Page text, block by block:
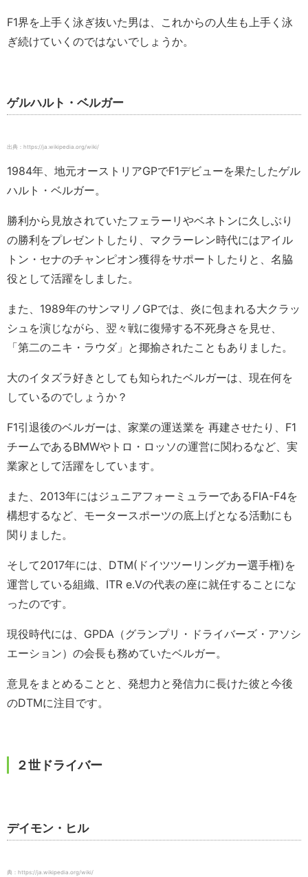
F1界を上手く泳ぎ抜いた男は、これからの人生も上手く泳
ぎ続けていくのではないでしょうか。
ゲルハルト・ベルガー
出典：https://ja.wikipedia.org/wiki/
1984年、地元オーストリアGPでF1デビューを果たしたゲル
ハルト・ベルガー。
勝利から見放されていたフェラーリやベネトンに久しぶり
の勝利をプレゼントしたり、マクラーレン時代にはアイル
トン・セナのチャンピオン獲得をサポートしたりと、名脇
役として活躍をしました。
また、1989年のサンマリノGPでは、炎に包まれる大クラッ
シュを演じながら、翌々戦に復帰する不死身さを見せ、
「第二のニキ・ラウダ」と揶揄されたこともありました。
大のイタズラ好きとしても知られたベルガーは、現在何を
しているのでしょうか？
F1引退後のベルガーは、家業の運送業を 再建させたり、F1
チームであるBMWやトロ・ロッソの運営に関わるなど、実
業家として活躍をしています。
また、2013年にはジュニアフォーミュラーであるFIA-F4を
構想するなど、モータースポーツの底上げとなる活動にも
関りました。
そして2017年には、DTM(ドイツツーリングカー選手権)を
運営している組織、ITR e.Vの代表の座に就任することにな
ったのです。
現役時代には、GPDA（グランプリ・ドライバーズ・アソシ
エーション）の会長も務めていたベルガー。
意見をまとめることと、発想力と発信力に長けた彼と今後
のDTMに注目です。
２世ドライバー
デイモン・ヒル
典：https://ja.wikipedia.org/wiki/